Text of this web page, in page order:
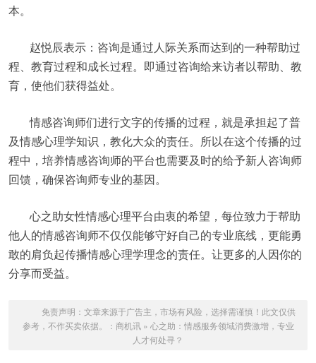
本。
赵悦辰表示：咨询是通过人际关系而达到的一种帮助过
程、教育过程和成长过程。即通过咨询给来访者以帮助、教
育，使他们获得益处。
情感咨询师们进行文字的传播的过程，就是承担起了普
及情感心理学知识，教化大众的责任。所以在这个传播的过
程中，培养情感咨询师的平台也需要及时的给予新人咨询师
回馈，确保咨询师专业的基因。
心之助女性情感心理平台由衷的希望，每位致力于帮助
他人的情感咨询师不仅仅能够守好自己的专业底线，更能勇
敢的肩负起传播情感心理学理念的责任。让更多的人因你的
分享而受益。
免责声明：文章来源于广告主，市场有风险，选择需谨慎！此文仅供
参考，不作买卖依据。： 商机讯» 心之助：情感服务领域消费激增，专业
人才何处寻？